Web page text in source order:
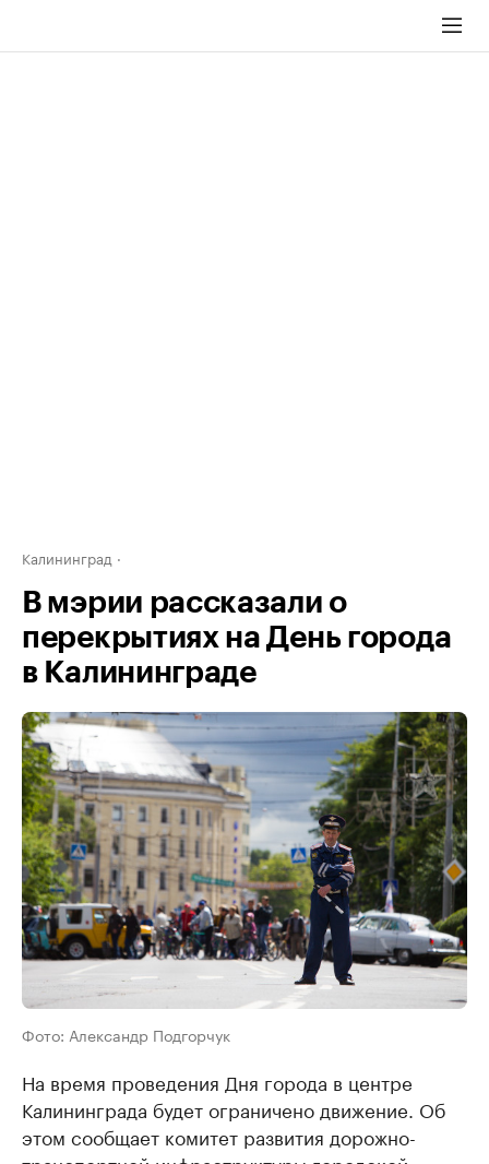
Калининград
В мэрии рассказали о
перекрытиях на День города
в Калининграде
Фото: Александр Подгорчук
На время проведения Дня города в центре
Калининграда будет ограничено движение. Об
этом сообщает комитет развития дорожно-